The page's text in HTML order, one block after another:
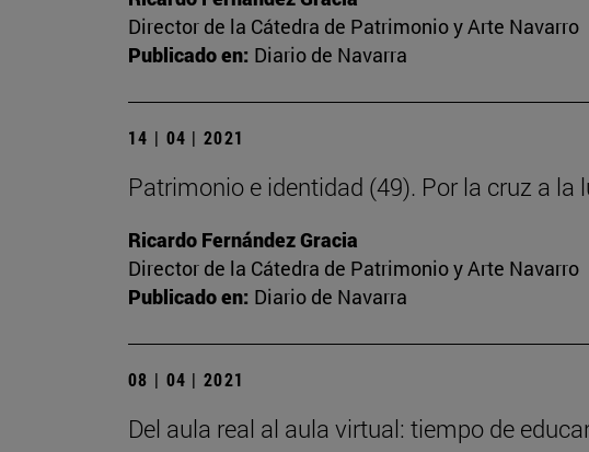
Director de la Cátedra de Patrimonio y Arte Navarro
Publicado en: Diario de Navarra
14 | 04 | 2021
Patrimonio e identidad (49). Por la cruz a
Ricardo Fernández Gracia
Director de la Cátedra de Patrimonio y Arte Navarro
Publicado en: Diario de Navarra
08 | 04 | 2021
Del aula real al aula virtual: tiempo de